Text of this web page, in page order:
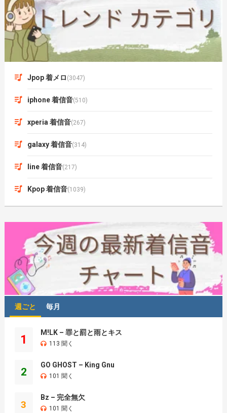
Jpop 着メロ (3047)
iphone 着信音(510)
xperia 着信音(267)
galaxy 着信音(314)
line 着信音(217)
Kpop 着信音(1039)
週ごと 毎月
1
M!LK – 罪と罰と雨とキス
113 聞く
2
GO GHOST – King Gnu
101 聞く
3
Bz – 完全無欠
101 聞く